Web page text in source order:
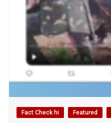
Fact Check hi Featured